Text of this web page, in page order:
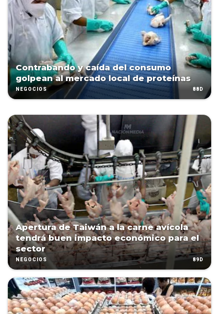
Contrabando y caída del consumo
golpean al mercado local de proteínas
NEGOCIOS 88D
Apertura de Taiwán a la carne avícola
tendrá buen impacto económico para el
sector
NEGOCIOS 89D